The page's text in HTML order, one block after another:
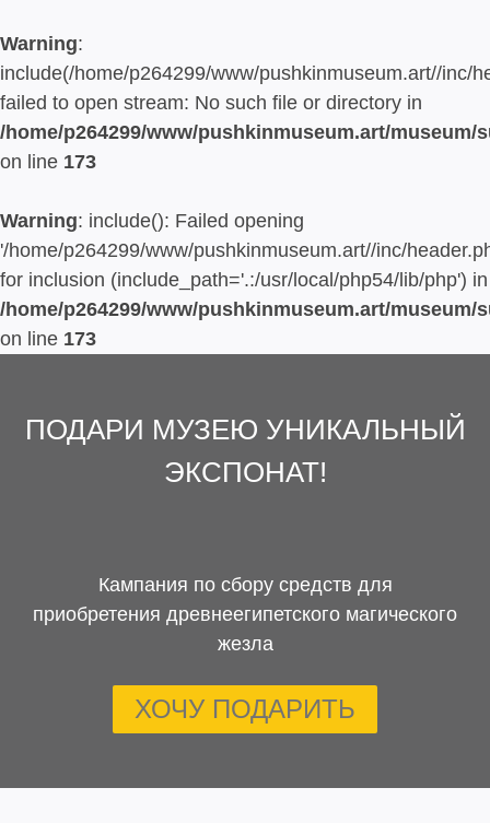
Warning:
include(/home/p264299/www/pushkinmuseum.art//inc/
failed to open stream: No such file or directory in
/home/p264299/www/pushkinmuseum.art/
on line 173
Warning: include(): Failed opening
'/home/p264299/www/pushkinmuseum.art//inc/
for inclusion (include_path='.:/usr/local/php54/lib/php') in
/home/p264299/www/pushkinmuseum.art/
on line 173
ПОДАРИ МУЗЕЮ УНИКАЛЬНЫЙ
ЭКСПОНАТ!
Кампания по сбору средств для
приобретения древнеегипетского магического
жезла
ХОЧУ ПОДАРИТЬ